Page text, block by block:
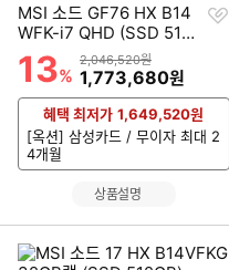
MSI 소드 GF76 HX B14
WFK-i7 QHD (SSD 512G
B)
할인률
13%
상품금액
2,046,520원
할인금액
1,773,680원
찜
혜택 최저가 1,649,520원
[옥션] 삼성카드 / 무이자 최대 2
4개월
상품설명